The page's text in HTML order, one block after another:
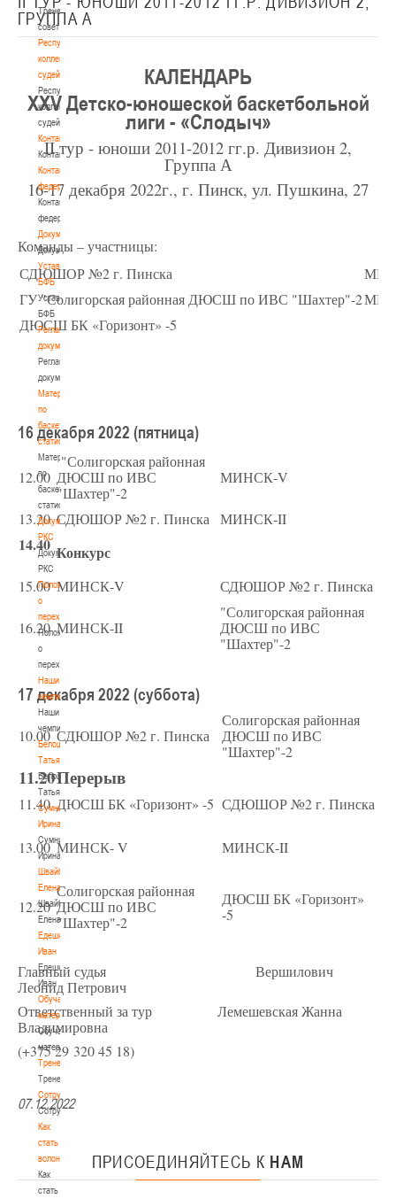
Тренерский
совет
Республиканская
коллегия
судей
Республиканская
коллегия
судей
Контакты
Контакты
Контакты
федерации
Контакты
федерации
Документы
Документы
Устав
БФБ
Устав
БФБ
Регламентирующие
документы
Регламентирующие
документы
Материалы
по
баскетбольной
статистике
Материалы
по
баскетбольной
статистике
Документы
РКС
Документы
РКС
Положение
о
переходах
Положение
о
переходах
Наши
чемпионы
Наши
чемпионы
Белошапко
Татьяна
Белошапко
Татьяна
Сумникова
Ирина
Сумникова
Ирина
Швайбович
Елена
Швайбович
Елена
Едешко
Иван
Едешко
Иван
Обучающие
материалы
Обучающие
материалы
Тренерам
Тренерам
Сотрудничество
Сотрудничество
Как
стать
волонтером
Как
стать
ГРУППА А
КАЛЕНДАРЬ
XXV Детско-юношеской баскетбольной
лиги - «Слодыч»
II тур - юноши 2011-2012 гг.р. Дивизион 2,
Группа А
16-17 декабря 2022г., г. Пинск, ул. Пушкина, 27
Команды – участницы:
СДЮШОР №2 г. Пинска
ГУ "Солигорская районная ДЮСШ по ИВС "Шахтер"-2
ДЮСШ БК «Горизонт» -5
16 декабря 2022 (пятница)
12.00
"Солигорская районная
ДЮСШ по ИВС
"Шахтер"-2
МИНСК-V
13.20 СДЮШОР №2 г. Пинска МИНСК-II
14.40Конкурс
15.00 МИНСК-V СДЮШОР №2 г. Пинска
16.20 МИНСК-II
"Солигорская районная
ДЮСШ по ИВС
"Шахтер"-2
17 декабря 2022 (суббота)
10.00 СДЮШОР №2 г. Пинска
Солигорская районная
ДЮСШ по ИВС
"Шахтер"-2
11.20Перерыв
11.40 ДЮСШ БК «Горизонт» -5 СДЮШОР №2 г. Пинска
13.00 МИНСК- V МИНСК-II
12.20
Солигорская районная
ДЮСШ по ИВС
"Шахтер"-2
ДЮСШ БК «Горизонт»
-5
Главный судья Вершилович
Леонид Петрович
Ответственный за тур Лемешевская Жанна
Владимировна
(+375 29 320 45 18)
07.12.2022
ПРИСОЕДИНЯЙТЕСЬ К НАМ